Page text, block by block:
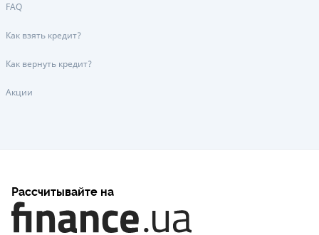
FAQ
Как взять кредит?
Как вернуть кредит?
Акции
Рассчитывайте на